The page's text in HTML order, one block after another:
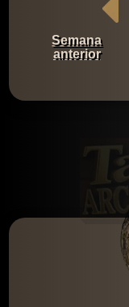
Semana
anterior